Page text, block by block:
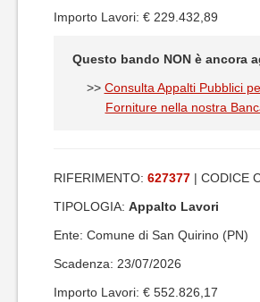
Importo Lavori: € 229.432,89
Questo bando NON è ancora
>> Consulta Appalti Pubblici
Forniture nella nostra
RIFERIMENTO: 627377 | CODICE
TIPOLOGIA: Appalto Lavori
Ente: Comune di San Quirino (PN)
Scadenza: 23/07/2026
Importo Lavori: € 552.826,17